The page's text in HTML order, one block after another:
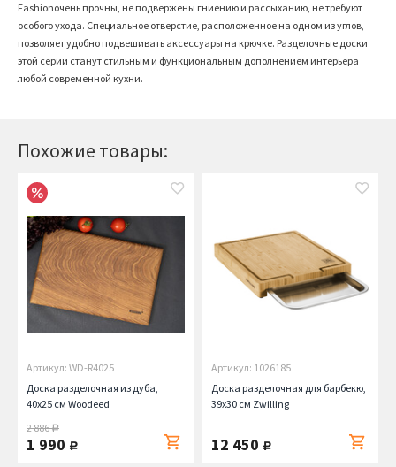
Похожие товары:
Артикул: WD-R4025
Доска разделочная из дуба,
40х25 см Woodeed
2 886руб.
1 990 руб.
Артикул: 1026185
Доска разделочная для барбекю,
39х30 см Zwilling
12 450 руб.
Fashionочень прочны, не подвержены гниению и рассыханию, не требуют
особого ухода. Специальное отверстие, расположенное на одном из углов,
позволяет удобно подвешивать аксессуары на крючке. Разделочные доски
этой серии станут стильным и функциональным дополнением интерьера
любой современной кухни.